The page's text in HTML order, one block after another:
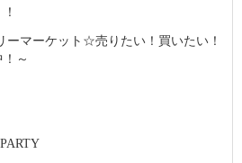
ーマーケット☆売りたい！買いたい！
～